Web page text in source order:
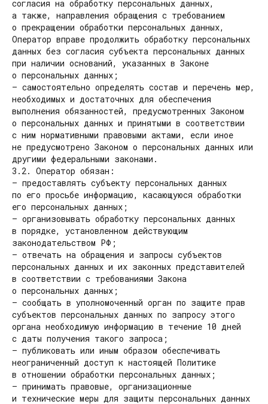
согласия на обработку персональных данных,
а также, направления обращения с требованием
о прекращении обработки персональных данных,
Оператор вправе продолжить обработку персональных
данных без согласия субъекта персональных данных
при наличии оснований, указанных в Законе
о персональных данных;
— самостоятельно определять состав и перечень мер,
необходимых и достаточных для обеспечения
выполнения обязанностей, предусмотренных Законом
о персональных данных и принятыми в соответствии
с ним нормативными правовыми актами, если иное
не предусмотрено Законом о персональных данных или
другими федеральными законами.
3.2. Оператор обязан:
— предоставлять субъекту персональных данных
по его просьбе информацию, касающуюся обработки
его персональных данных;
— организовывать обработку персональных данных
в порядке, установленном действующим
законодательством РФ;
— отвечать на обращения и запросы субъектов
персональных данных и их законных представителей
в соответствии с требованиями Закона
о персональных данных;
— сообщать в уполномоченный орган по защите прав
субъектов персональных данных по запросу этого
органа необходимую информацию в течение 10 дней
с даты получения такого запроса;
— публиковать или иным образом обеспечивать
неограниченный доступ к настоящей Политике
в отношении обработки персональных данных;
— принимать правовые, организационные
и технические меры для защиты персональных данных